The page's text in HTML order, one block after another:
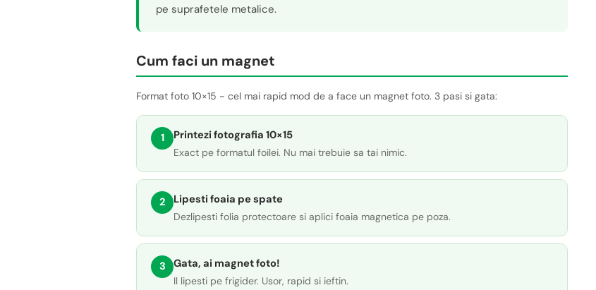
pe suprafetele metalice.
Cum faci un magnet
Format foto 10×15 - cel mai rapid mod de a face un magnet foto. 3 pasi si gata:
1 Printezi fotografia 10×15
Exact pe formatul foilei. Nu mai trebuie sa tai nimic.
2 Lipesti foaia pe spate
Dezlipesti folia protectoare si aplici foaia magnetica pe poza.
3 Gata, ai magnet foto!
Il lipesti pe frigider. Usor, rapid si ieftin.